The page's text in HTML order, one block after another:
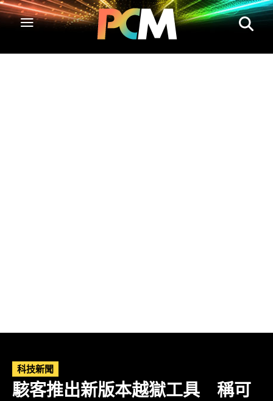
科技新聞
駭客推出新版本越獄工具 稱可